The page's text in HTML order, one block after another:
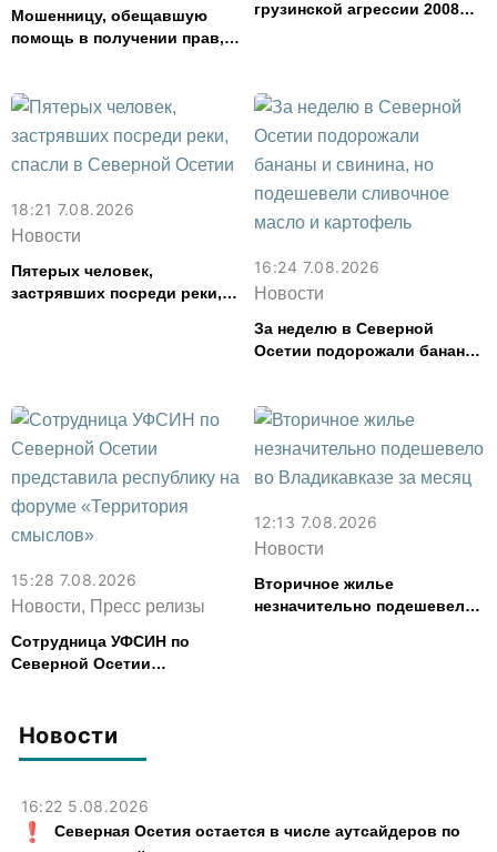
Новости
16:22 5.08.2026
Северная Осетия остается в числе аутсайдеров по
Мошенницу, обещавшую
помощь в получении прав,
грузинской агрессии 2008
18:21 7.08.2026
Новости
Пятерых человек,
застрявших посреди реки,
16:24 7.08.2026
Новости
За неделю в Северной
Осетии подорожали бананы
картофель
15:28 7.08.2026
Новости, Пресс релизы
Сотрудница УФСИН по
Северной Осетии
смыслов»
12:13 7.08.2026
Новости
Вторичное жилье
незначительно подешевело